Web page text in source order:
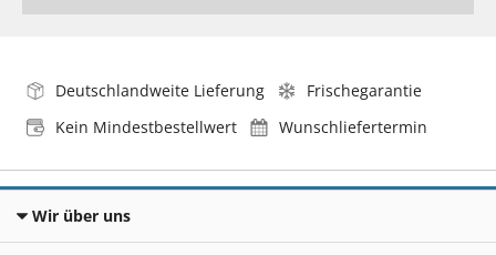
Deutschlandweite Lieferung
Frischegarantie
Kein Mindestbestellwert
Wunschliefertermin
Wir über uns